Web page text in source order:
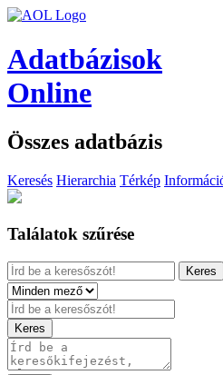
Adatbázisok
Online
Összes adatbázis
Keresés Hierarchia Térkép
Találatok szűrése
Keres
Keres